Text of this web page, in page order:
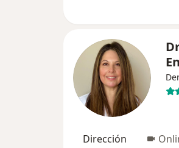
Dirección